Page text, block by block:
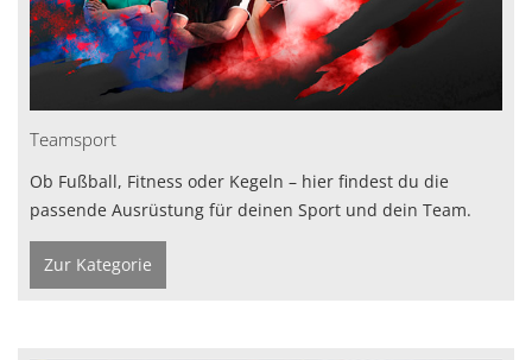
Teamsport
Ob Fußball, Fitness oder Kegeln – hier findest du die
passende Ausrüstung für deinen Sport und dein Team.
Zur Kategorie